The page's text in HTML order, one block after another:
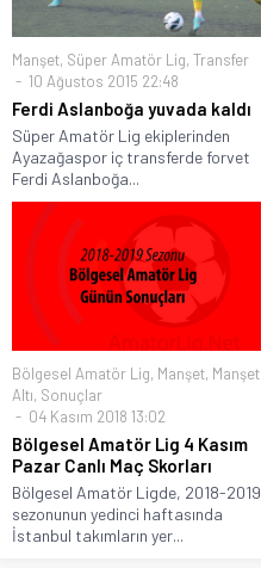
Manşet, Süper Amatör Lig, Transfer
10 Ağustos 2015 22:48
Ferdi Aslanboğa yuvada kaldı
Süper Amatör Lig ekiplerinden
Ayazağaspor iç transferde forvet
Ferdi Aslanboğa...
Bölgesel Amatör Lig, Manşet, Manşet
Altı, Sonuçlar
04 Kasım 2018 13:02
Bölgesel Amatör Lig 4 Kasım
Pazar Canlı Maç Skorları
Bölgesel Amatör Ligde, 2018-2019
sezonunun yedinci haftasında
İstanbul takımların yer...